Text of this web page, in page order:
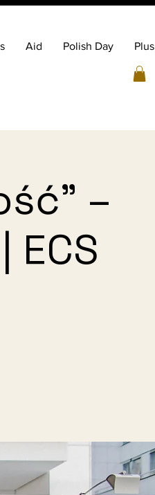
Aid Polish Day Plus
–